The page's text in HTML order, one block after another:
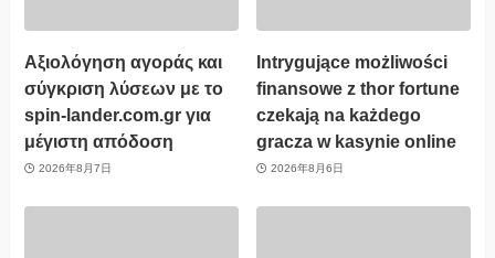
Αξιολόγηση αγοράς και
σύγκριση λύσεων με το
spin-lander.com.gr για
μέγιστη απόδοση
2026年8月7日
Intrygujące możliwości
finansowe z thor fortune
czekają na każdego
gracza w kasynie online
2026年8月6日